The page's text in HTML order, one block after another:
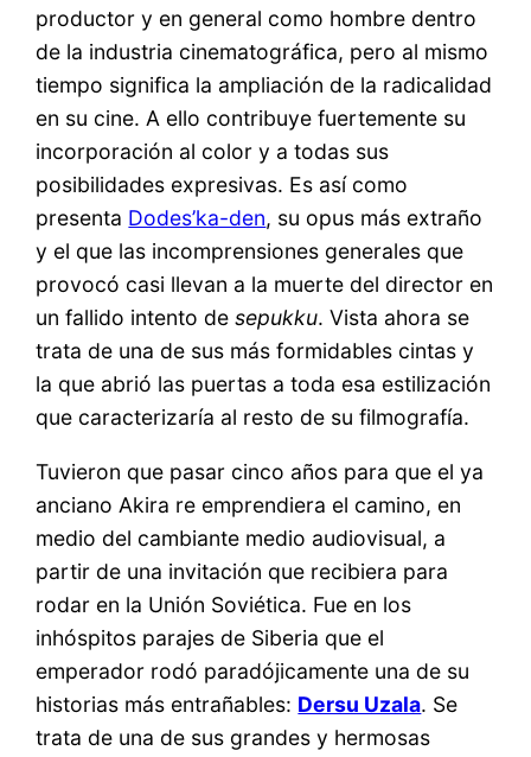
productor y en general como hombre dentro
de la industria cinematográfica, pero al mismo
tiempo significa la ampliación de la radicalidad
en su cine. A ello contribuye fuertemente su
incorporación al color y a todas sus
posibilidades expresivas. Es así como
presenta Dodes’ka-den, su opus más extraño
y el que las incomprensiones generales que
provocó casi llevan a la muerte del director en
un fallido intento desepukku. Vista ahora se
trata de una de sus más formidables cintas y
la que abrió las puertas a toda esa estilización
que caracterizaría al resto de su filmografía.
Tuvieron que pasar cinco años para que el ya
anciano Akira re emprendiera el camino, en
medio del cambiante medio audiovisual, a
partir de una invitación que recibiera para
rodar en la Unión Soviética. Fue en los
inhóspitos parajes de Siberia que el
emperador rodó paradójicamente una de su
historias más entrañables: Dersu Uzala. Se
trata de una de sus grandes y hermosas